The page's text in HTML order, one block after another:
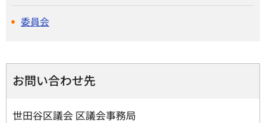
委員会
お問い合わせ先
世田谷区議会 区議会事務局